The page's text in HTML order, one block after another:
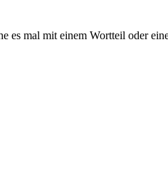
es mal mit einem Wortteil oder